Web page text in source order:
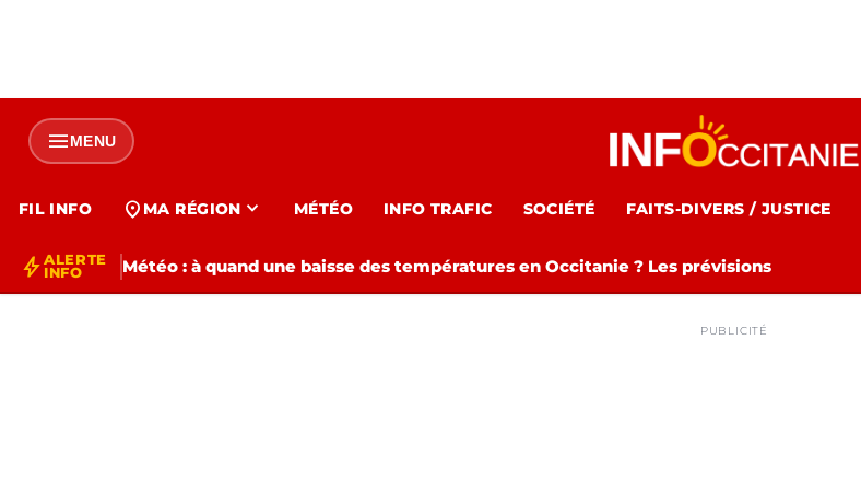
menuMENU
FIL INFO location_on MA RÉGION expand_more MÉTÉO INFO TRAFIC SOCIÉTÉ FAITS-DIVERS / JUSTICE
bolt ALERTE
INFO
Météo : à quand une baisse des températures en Occitanie ? Les prévisions
PUBLICITÉ